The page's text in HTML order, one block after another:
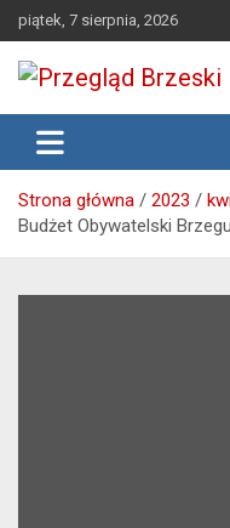
Skip
to
content
piątek, 7 sierpnia, 2026
Przegląd
Brzeg
Brzeg24
Strona główna 2023
Budżet Obywatelski